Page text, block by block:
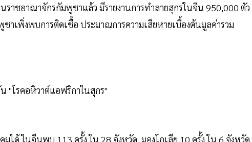
ราชอาณาจักรกัมพูชาแล้ว มีรายงานการทำลายสุกรในจีน 950,000 ตัว
าเพิ่งพบการติดเชื้อ ประมาณการความเสียหายเบื้องต้นมูลค่ารวม
มได้ ในจีนพบ 113 ครั้ง ใน 28 จังหวัด, มองโกเลีย 10 ครั้ง ใน 6 จังหวัด,